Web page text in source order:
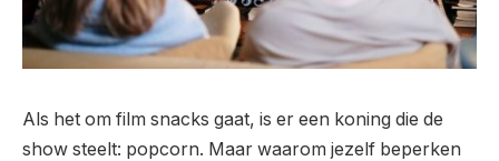
Als het om film snacks gaat, is er een koning die de
show steelt: popcorn. Maar waarom jezelf beperken